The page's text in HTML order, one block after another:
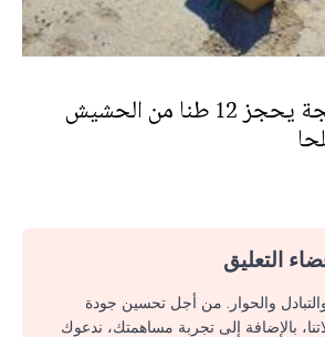
الدرك الملكي بطنجة يحجز 12 طنا من الحشيش
التعليق
والحوار. من أجل تحسين جودة
بالإضافة إلى تجربة مساهمتك، ندعوك